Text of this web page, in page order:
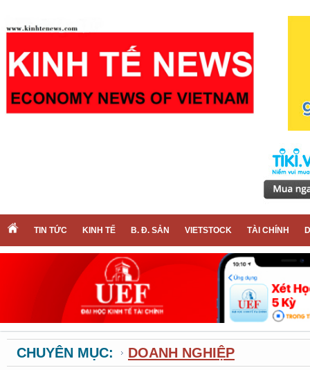
TIN TỨC KINH TẾ B. Đ. SẢN VIETSTOCK TÀI CHÍNH
CHUYÊN MỤC: DOANH NGHIỆP